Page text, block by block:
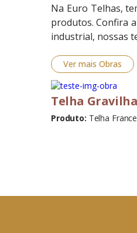
Na Euro Telhas,
produtos. Confira
industrial, nossas
Ver mais Obras
Telha
Produto: Telha